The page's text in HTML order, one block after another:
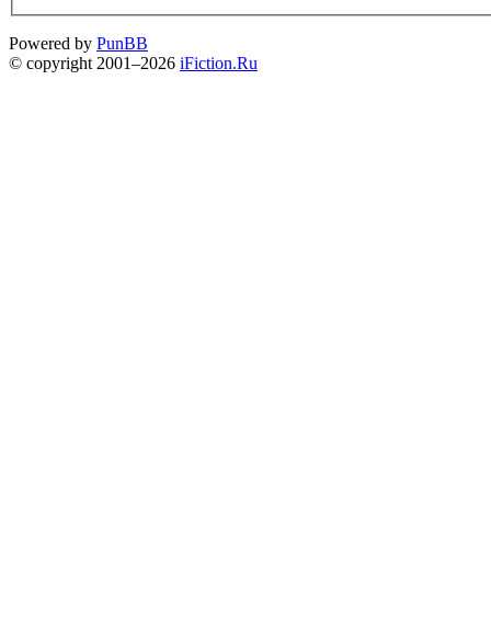
Powered by PunBB
© copyright 2001–2026 iFiction.Ru